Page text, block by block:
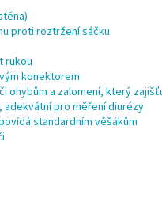
proti roztržení sáčku
rukou
konektorem
ohybům a zalomení, který
adekvátní pro měření diurézy
standardním věšákům